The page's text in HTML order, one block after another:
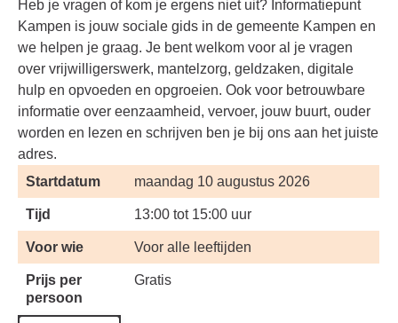
Heb je vragen of kom je ergens niet uit? Informatiepunt
Kampen is jouw sociale gids in de gemeente Kampen en
we helpen je graag. Je bent welkom voor al je vragen
over vrijwilligerswerk, mantelzorg, geldzaken, digitale
hulp en opvoeden en opgroeien. Ook voor betrouwbare
informatie over eenzaamheid, vervoer, jouw buurt, ouder
worden en lezen en schrijven ben je bij ons aan het juiste
adres.
Startdatum
maandag 10 augustus 2026
Tijd 13:00 tot 15:00 uur
Voor wie Voor alle leeftijden
Prijs per
persoon
Gratis